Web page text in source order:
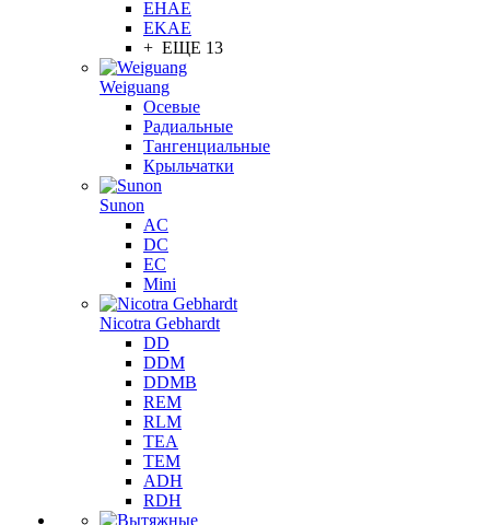
EHAE
EKAE
+ ЕЩЕ 13
Weiguang
Осевые
Радиальные
Тангенциальные
Крыльчатки
Sunon
AC
DC
EC
Mini
Nicotra Gebhardt
DD
DDM
DDMB
REM
RLM
TEA
TEM
ADH
RDH